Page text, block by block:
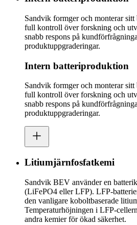
Sandvik formger och monterar sitt
full kontroll över forskning och
snabb respons på
produktuppgraderingar.
Intern batteriproduktion
Sandvik formger och monterar sitt
full kontroll över forskning och
snabb respons på
produktuppgraderingar.
Litiumjärnfosfatkemi
Sandvik BEV använder en
(LiFePO4 eller LFP). LFP-
den vanligare koboltbaserade
Temperaturhöjningen i LFP-
andra kemier för ökad säkerhet.